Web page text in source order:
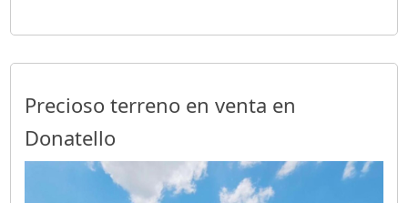
Precioso terreno en venta en
Donatello